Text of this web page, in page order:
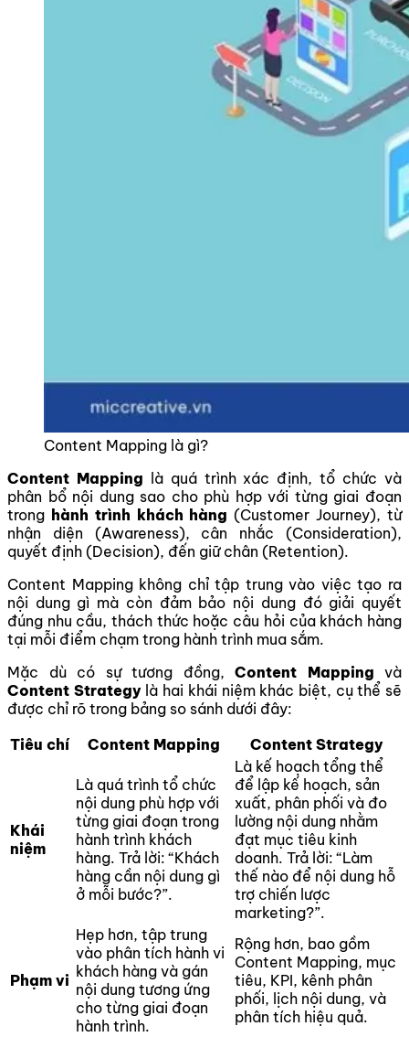
Content Mapping là gì?
Content Mapping là quá trình xác định, tổ chức và
phân bổ nội dung sao cho phù hợp với từng giai đoạn
trong hành trình khách hàng (Customer Journey), từ
nhận diện (Awareness), cân nhắc (Consideration),
quyết định (Decision), đến giữ chân (Retention).
Content Mapping không chỉ tập trung vào việc tạo ra
nội dung gì mà còn đảm bảo nội dung đó giải quyết
đúng nhu cầu, thách thức hoặc câu hỏi của khách hàng
tại mỗi điểm chạm trong hành trình mua sắm.
Mặc dù có sự tương đồng, Content Mapping và
Content Strategy là hai khái niệm khác biệt, cụ thể sẽ
được chỉ rõ trong bảng so sánh dưới đây:
Tiêu chí
Content Mapping Content Strategy
Khái
niệm
Là quá trình tổ chức
nội dung phù hợp với
từng giai đoạn trong
hành trình khách
hàng. Trả lời: “Khách
hàng cần nội dung gì
ở mỗi bước?”.
Là kế hoạch tổng thể
để lập kế hoạch, sản
xuất, phân phối và đo
lường nội dung nhằm
đạt mục tiêu kinh
doanh. Trả lời: “Làm
thế nào để nội dung hỗ
trợ chiến lược
marketing?”.
Phạm vi
Hẹp hơn, tập trung
vào phân tích hành vi
khách hàng và gán
nội dung tương ứng
cho từng giai đoạn
hành trình.
Rộng hơn, bao gồm
Content Mapping, mục
tiêu, KPI, kênh phân
phối, lịch nội dung, và
phân tích hiệu quả.